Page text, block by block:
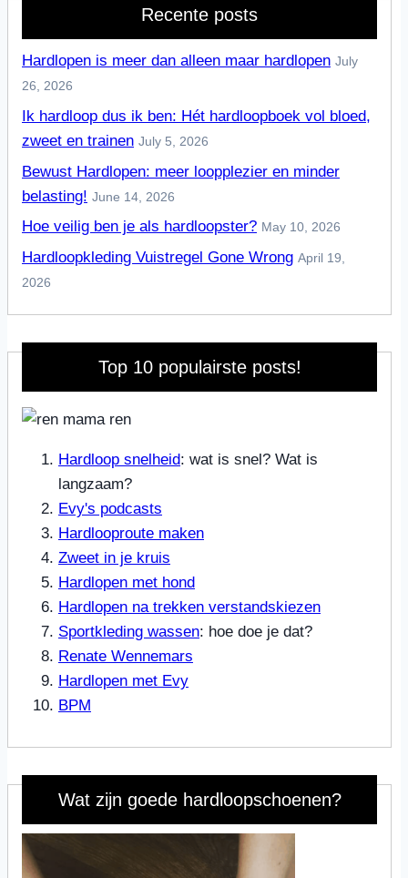
Recente posts
Hardlopen is meer dan alleen maar hardlopen July
26, 2026
Ik hardloop dus ik ben: Hét hardloopboek vol bloed,
zweet en trainen July 5, 2026
Bewust Hardlopen: meer loopplezier en minder
belasting! June 14, 2026
Hoe veilig ben je als hardloopster? May 10, 2026
Hardloopkleding Vuistregel Gone Wrong April 19,
2026
Top 10 populairste posts!
Hardloop snelheid: wat is snel? Wat is
langzaam?
Evy's podcasts
Hardlooproute maken
Zweet in je kruis
Hardlopen met hond
Hardlopen na trekken verstandskiezen
Sportkleding wassen: hoe doe je dat?
Renate Wennemars
Hardlopen met Evy
BPM
Wat zijn goede hardloopschoenen?